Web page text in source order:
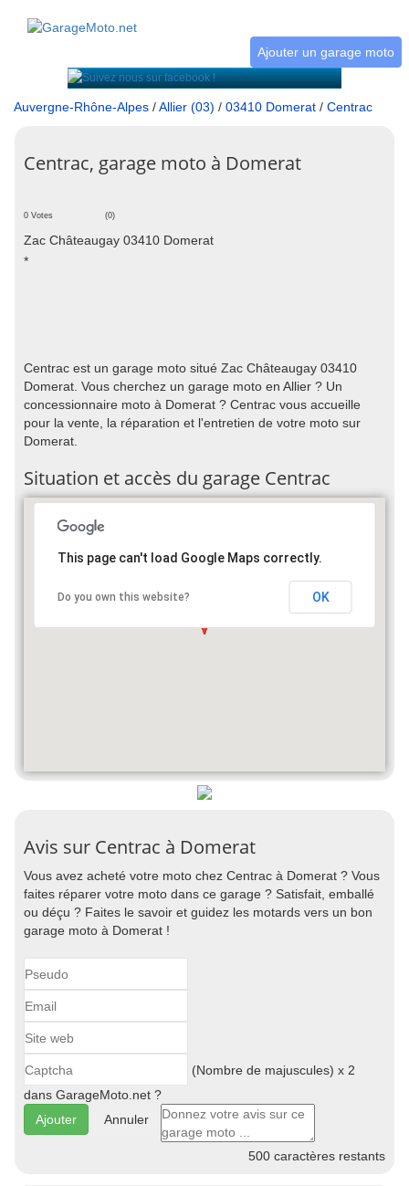
Ajouter un garage moto
Auvergne-Rhône-Alpes /Allier (03) / 03410 Domerat / Centrac
Centrac, garage moto à Domerat
0 Votes (0)
Zac Châteaugay 03410 Domerat
*
Centrac est un garage moto situé Zac Châteaugay 03410
Domerat. Vous cherchez un garage moto en Allier ? Un
concessionnaire moto à Domerat ? Centrac vous accueille
pour la vente, la réparation et l'entretien de votre moto sur
Domerat.
Situation et accès du garage Centrac
This page can't load Google Maps correctly.
Do you own this website? OK
Avis sur Centrac à Domerat
Vous avez acheté votre moto chez Centrac à Domerat ? Vous
faites réparer votre moto dans ce garage ? Satisfait, emballé
ou déçu ? Faites le savoir et guidez les motards vers un bon
garage moto à Domerat !
(Nombre de majuscules) x 2
dans GarageMoto.net ?
Annuler
500 caractères restants